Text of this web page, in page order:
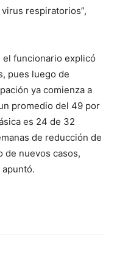
respiratorios”,
el funcionario explicó
pues luego de
ya comienza a
promedio del 49 por
es 24 de 32
de reducción de
de nuevos casos,